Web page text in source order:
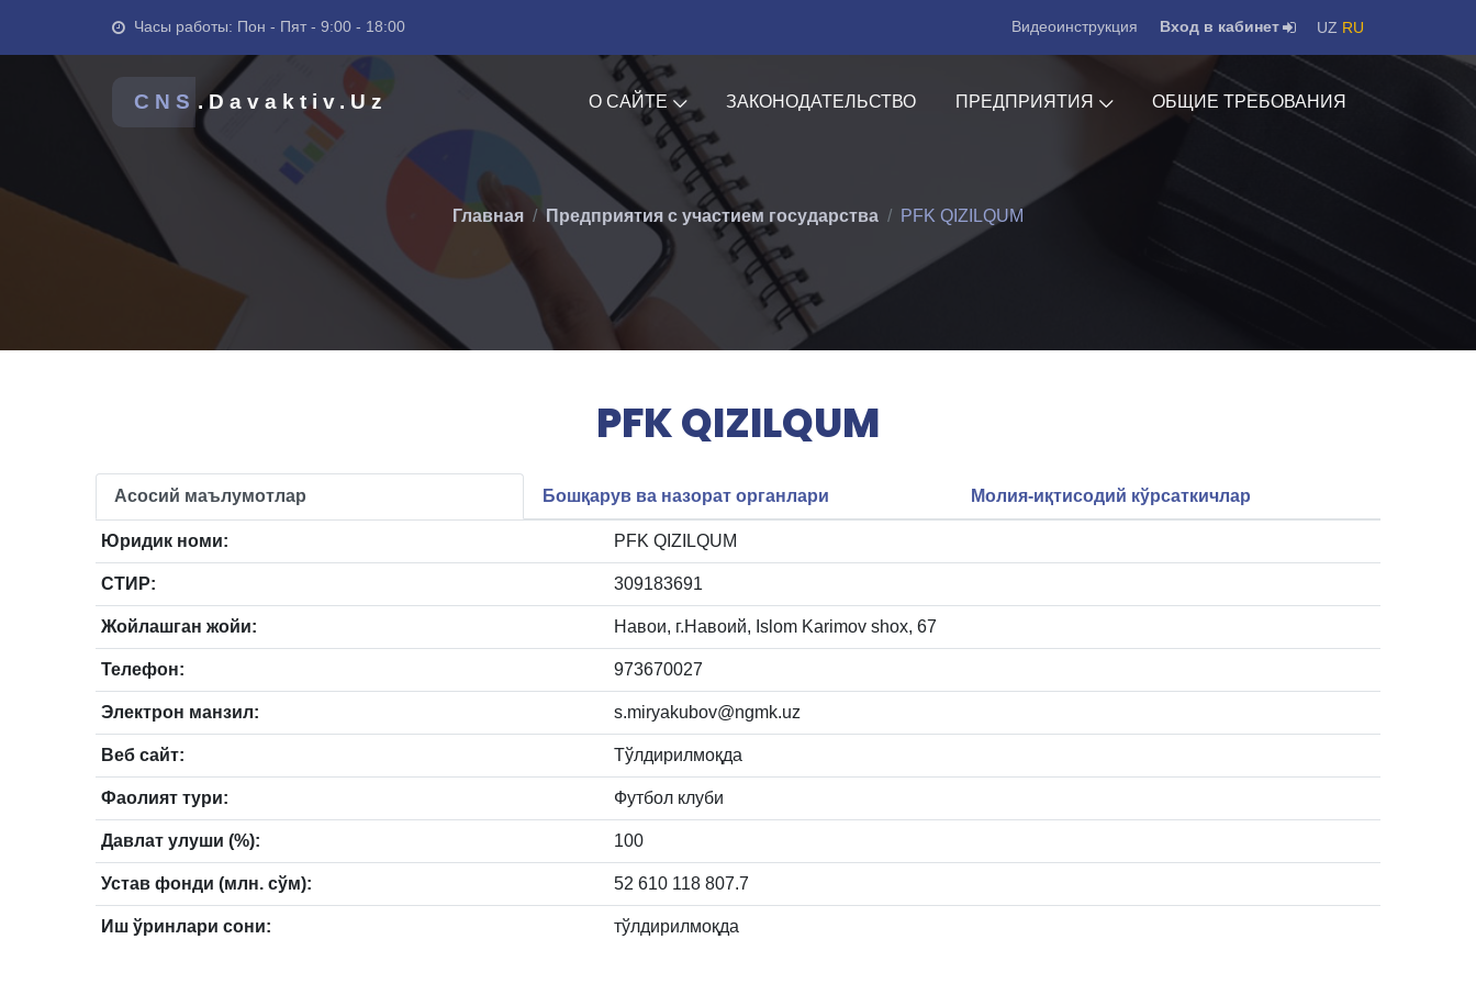
Часы работы: Пон - Пят - 9:00 - 18:00 Видеоинструкция Вход в кабинет UZ RU
CNS .Davaktiv.Uz О САЙТЕ ЗАКОНОДАТЕЛЬСТВО ПРЕДПРИЯТИЯ ОБЩИЕ ТРЕБОВАНИЯ
Главная Предприятия с участием государства PFK QIZILQUM
PFK QIZILQUM
Асосий маълумотлар Бошқарув ва назорат органлари Молия-иқтисодий кўрсаткичлар
Юридик номи: PFK QIZILQUM
СТИР: 309183691
Жойлашган жойи: Навои, г.Навоий, Islom Karimov shox, 67
Телефон: 973670027
Электрон манзил: s.miryakubov@ngmk.uz
Веб сайт: Тўлдирилмоқда
Фаолият тури: Футбол клуби
Давлат улуши (%): 100
Устав фонди (млн. сўм): 52 610 118 807.7
Иш ўринлари сони: тўлдирилмоқда